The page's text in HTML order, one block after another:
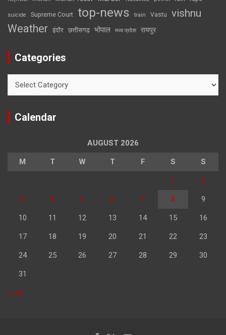
suicide Supreme Court top-news train Vastu vishnu
Weather इंदौर छत्तीसगढ़ भोपाल मध्य प्रदेश रायपुर
Categories
Calendar
AUGUST 2026
M T W T F S S
1 2
3 4 5 6 7 8 9
10 11 12 13 14 15 16
17 18 19 20 21 22 23
24 25 26 27 28 29 30
31
« Jul